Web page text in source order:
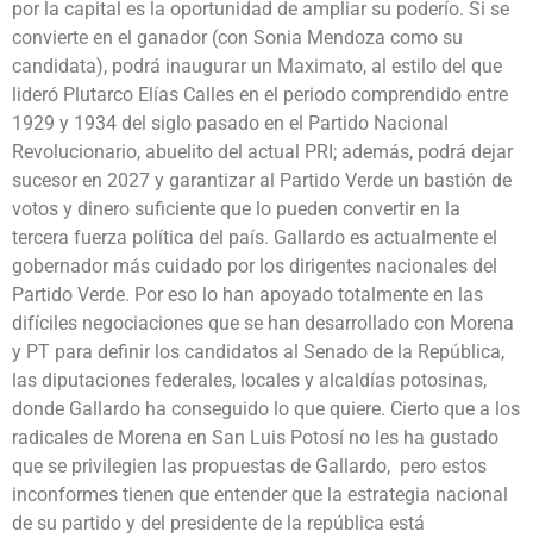
por la capital es la oportunidad de ampliar su poderío. Si se
convierte en el ganador (con Sonia Mendoza como su
candidata), podrá inaugurar un Maximato, al estilo del que
lideró Plutarco Elías Calles en el periodo comprendido entre
1929 y 1934 del siglo pasado en el Partido Nacional
Revolucionario, abuelito del actual PRI; además, podrá dejar
sucesor en 2027 y garantizar al Partido Verde un bastión de
votos y dinero suficiente que lo pueden convertir en la
tercera fuerza política del país. Gallardo es actualmente el
gobernador más cuidado por los dirigentes nacionales del
Partido Verde. Por eso lo han apoyado totalmente en las
difíciles negociaciones que se han desarrollado con Morena
y PT para definir los candidatos al Senado de la República,
las diputaciones federales, locales y alcaldías potosinas,
donde Gallardo ha conseguido lo que quiere. Cierto que a los
radicales de Morena en San Luis Potosí no les ha gustado
que se privilegien las propuestas de Gallardo, pero estos
inconformes tienen que entender que la estrategia nacional
de su partido y del presidente de la república está